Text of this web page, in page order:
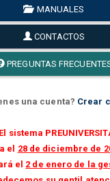
MANUALES
CONTACTOS
PREGUNTAS
una cuenta? Crear
sistema
el 28 de diciembre de
el 2 de enero de la